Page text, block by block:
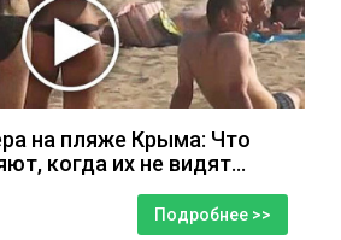
на пляже Крыма: Что
когда их не видят...
Подробнее >>